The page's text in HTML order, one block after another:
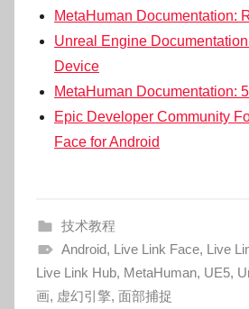
MetaHuman Documentation:
Unreal Engine
Device
MetaHuman Documentation:
Epic Developer Community
Face for Android
技术教程
Android, Live Link Face, Live
Live Link Hub, MetaHuman, UE5,
画, 虚幻引擎, 面部捕捉